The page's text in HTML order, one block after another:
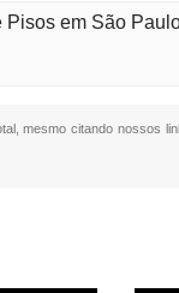
Pisos em São
mesmo citando nossos